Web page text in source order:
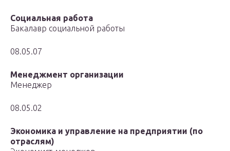
Социальная работа
Бакалавр социальной работы
08.05.07
Менеджмент организации
Менеджер
08.05.02
Экономика и управление на предприятии (по
отраслям)